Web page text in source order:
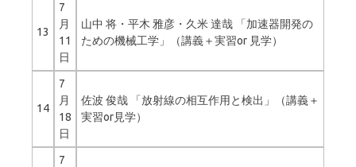
13
7
月
11
日
山中 将・平木 雅彦・久米 達哉 「加速器開発の
ための機械工学」（講義＋実習or 見学）
14
7
月
18
日
佐波 俊哉 「放射線の相互作用と検出」（講義＋
実習or見学）
7